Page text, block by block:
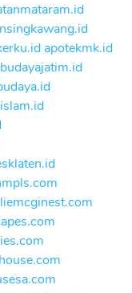
apotekmk.id